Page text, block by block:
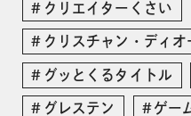
クリエイターくさい
クリスチャン・ディオ
グッとくるタイトル
グレステン ゲー